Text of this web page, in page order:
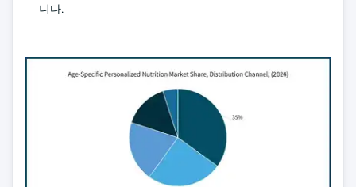
니다.